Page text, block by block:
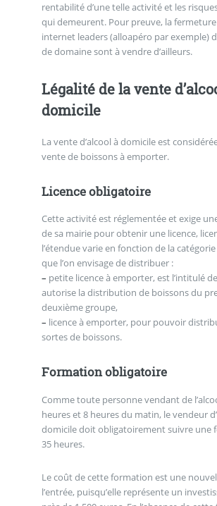
rentabilité d’une telle activité et les
qui demeurent. Pour preuve, la
internet leaders (alloapéro par exemple)
de domaine sont à vendre d’ailleurs.
Légalité de la vente
domicile
La vente d’alcool à domicile est
vente de boissons à emporter.
Licence obligatoire
Cette activité est réglementée et exige
de sa mairie pour obtenir une licence,
l’étendue varie en fonction de la
que l’on envisage de distribuer :
– petite licence à emporter, est l’intitulé
autorise la distribution de boissons du
deuxième groupe,
– licence à emporter, pour pouvoir
sortes de boissons.
Formation obligatoire
Comme toute personne vendant de
heures et 8 heures du matin, le vendeur
domicile doit obligatoirement suivre une
35 heures.
Le coût de cette formation est une
l’entrée, puisqu’elle représente un